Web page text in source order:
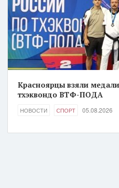
Красноярцы взяли
тхэквондо ВТФ-ПОДА
НОВОСТИ СПОРТ 05.08.2026